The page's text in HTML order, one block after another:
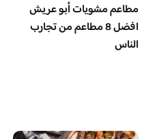
مطاعم مشويات أبو عريش
افضل 8 مطاعم من تجارب
الناس